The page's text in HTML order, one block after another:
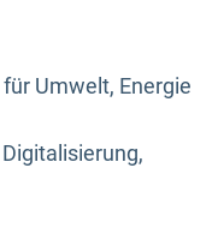
Umwelt, Energie